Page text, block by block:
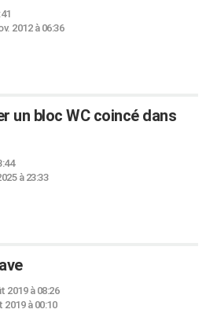
2012 à 06:36
un bloc WC coincé dans
à 23:33
2019 à 08:26
2019 à 00:10